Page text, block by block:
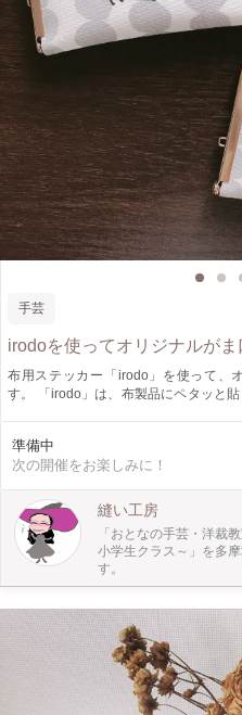
手芸
irodoを使ってオリジナルがま
布用ステッカー「irodo」を使って、
す。 「irodo」は、布製品にペタッと
テープで貼り合わせ、がま口金にボン
リジナルのパスケースが製作できます。
準備中
次の開催をお楽しみに！
縫い工房
「おとなの手芸・洋裁
小学生クラス～」を多
す。